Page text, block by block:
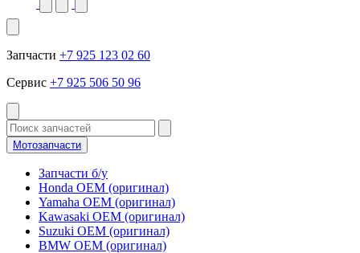
Запчасти +7 925 123 02 60
Сервис +7 925 506 50 96
Мотозапчасти
Запчасти б/у
Honda OEM (оригинал)
Yamaha OEM (оригинал)
Kawasaki OEM (оригинал)
Suzuki OEM (оригинал)
BMW OEM (оригинал)